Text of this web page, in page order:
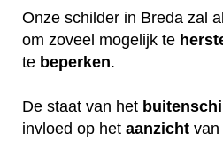
Onze schilder in Breda zal
om zoveel mogelijk te
te beperken.
De staat van het
invloed op het aanzicht van